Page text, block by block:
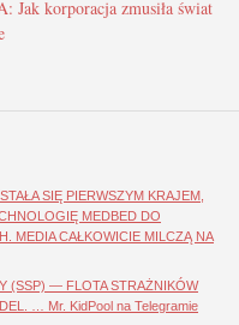
korporacja zmusiła świat
SIĘ PIERWSZYM KRAJEM,
MEDBED DO
MEDIA CAŁKOWICIE MILCZĄ NA
(SSP) — FLOTA STRAŻNIKÓW
… Mr. KidPool na Telegramie